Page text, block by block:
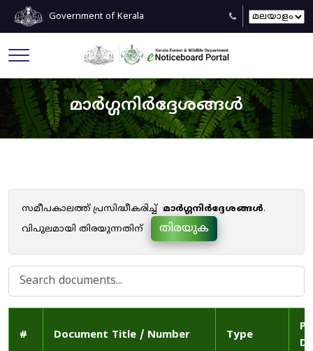
Government of Kerala
മാർഗ്ഗനിർദ്ദേശങ്ങൾ
സമീപകാലത്ത് പ്രസിദ്ധീകരിച്ച് മാർഗ്ഗനിർദ്ദേശങ്ങൾ.
വിപുലമായി തിരയുന്നതിന്
തിരയുക
# Document Title / Number Type